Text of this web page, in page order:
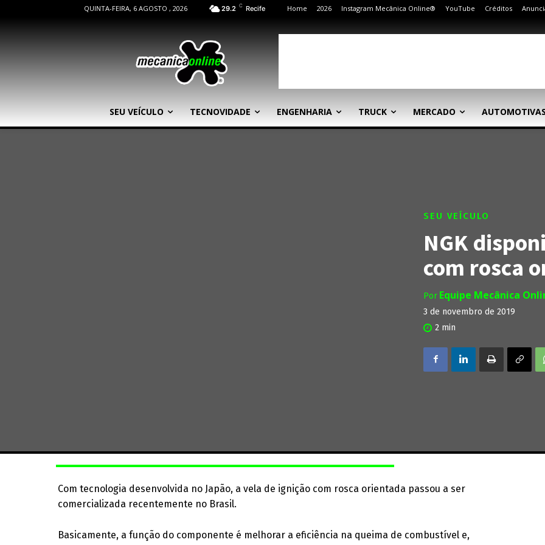
QUINTA-FEIRA, 6 AGOSTO , 2026 29.2 C Recife Home 2026 Instagram Mecânica Online® YouTube Créditos
SEU VEÍCULO TECNOVIDADE ENGENHARIA TRUCK MERCADO
SEU VEÍCULO
NGK
com rosca
Por Equipe Mecânica
3 de novembro de 2019
2 min
Com tecnologia desenvolvida no Japão, a vela de ignição com rosca orientada passou a ser
comercializada recentemente no Brasil.
Basicamente, a função do componente é melhorar a eficiência na queima de combustível e,